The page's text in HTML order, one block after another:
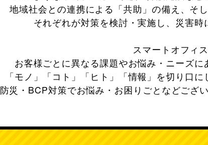
地域社会との連携による「共助」の備え、そ
それぞれが対策を検討・実施し、災害時
スマートオフィス
お客様ごとに異なる課題やお悩み・ニーズ
「モノ」「コト」「ヒト」「情報」を切り口
防災・BCP対策でお悩み・お困りごとなどござ